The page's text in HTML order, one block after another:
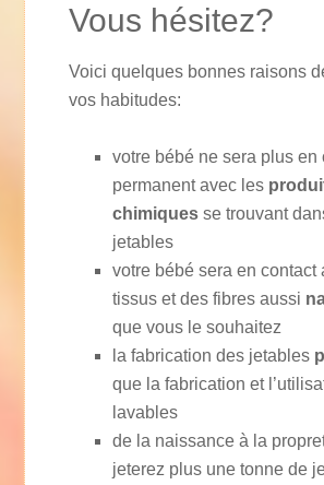
Vous hésitez?
Voici quelques bonnes raisons
vos habitudes:
votre bébé ne sera plus en
permanent avec les
chimiques se trouvant
jetables
votre bébé sera en contact
tissus et des fibres aussi
que vous le souhaitez
la fabrication des jetables
que la fabrication et
lavables
de la naissance à la
jeterez plus une tonne de